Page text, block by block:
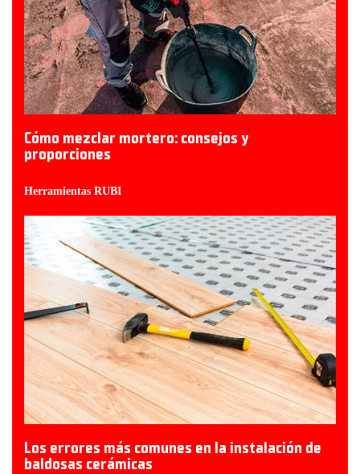
Cómo mezclar mortero: consejos y
proporciones
Herramientas RUBI
Los errores más comunes en la instalación de
baldosas cerámicas